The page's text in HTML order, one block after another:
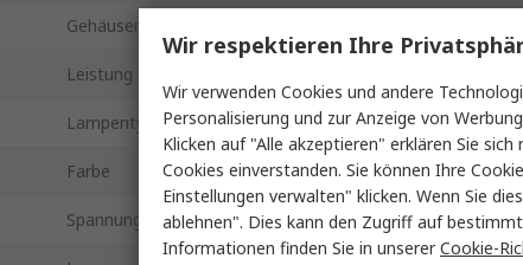
Gehäusematerial
Leistung
Lampentyp LED
Farbe Karosserie: Grau,
Spannung 254V ac
Wir respektieren Ihre
Wir verwenden Cookies und andere
Personalisierung und zur Anzeige von
Klicken auf "Alle akzeptieren" erklären Sie
Cookies einverstanden. Sie können Ihre
Einstellungen verwalten" klicken. Wenn Sie
ablehnen". Dies kann den Zugriff auf
Informationen finden Sie in unsererCookie-